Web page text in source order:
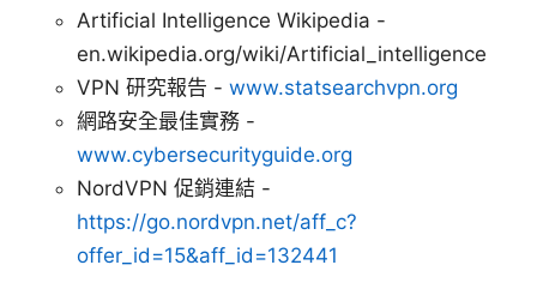
Artificial Intelligence Wikipedia -
en.wikipedia.org/wiki/Artificial_intelligence
VPN 研究報告 - www.statsearchvpn.org
網路安全最佳實務 -
www.cybersecurityguide.org
NordVPN 促銷連結 -
https://go.nordvpn.net/aff_c?
offer_id=15&aff_id=132441